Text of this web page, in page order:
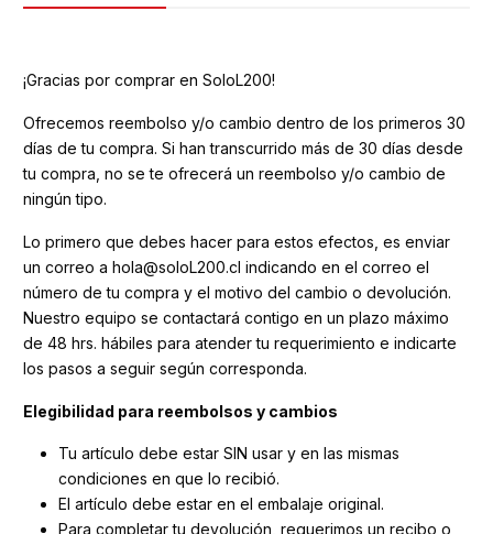
¡Gracias por comprar en SoloL200!
Ofrecemos reembolso y/o cambio dentro de los primeros 30
días de tu compra. Si han transcurrido más de 30 días desde
tu compra, no se te ofrecerá un reembolso y/o cambio de
ningún tipo.
Lo primero que debes hacer para estos efectos, es enviar
un correo a hola@soloL200.cl indicando en el correo el
número de tu compra y el motivo del cambio o devolución.
Nuestro equipo se contactará contigo en un plazo máximo
de 48 hrs. hábiles para atender tu requerimiento e indicarte
los pasos a seguir según corresponda.
Elegibilidad para reembolsos y cambios
Tu artículo debe estar SIN usar y en las mismas
condiciones en que lo recibió.
El artículo debe estar en el embalaje original.
Para completar tu devolución, requerimos un recibo o